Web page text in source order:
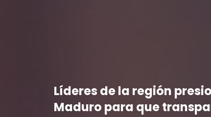
Líderes de la región
Maduro para que